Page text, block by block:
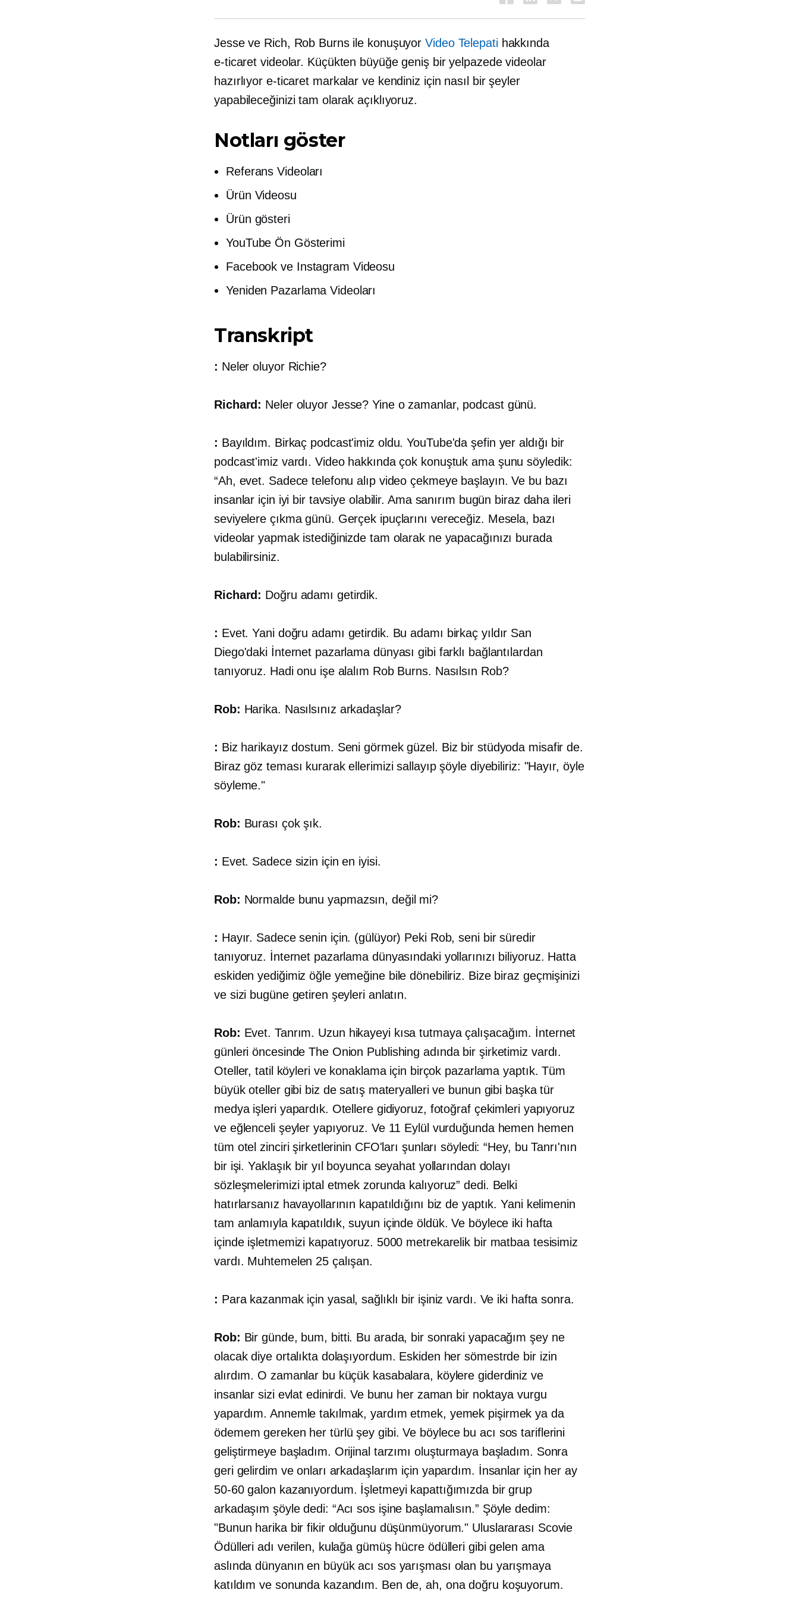
Jesse ve Rich, Rob Burns ile konuşuyorVideo Telepatihakkında
e-ticaret videolar. Küçükten büyüğe geniş bir yelpazede videolar
hazırlıyor e-ticaret markalar ve kendiniz için nasıl bir şeyler
yapabileceğinizi tam olarak açıklıyoruz.
Notları göster
Referans Videoları
Ürün Videosu
Ürün gösteri
YouTube Ön Gösterimi
Facebook ve Instagram Videosu
Yeniden Pazarlama Videoları
Transkript
: Neler oluyor Richie?
Richard: Neler oluyor Jesse? Yine o zamanlar, podcast günü.
: Bayıldım. Birkaç podcast'imiz oldu. YouTube'da şefin yer aldığı bir
podcast'imiz vardı. Video hakkında çok konuştuk ama şunu söyledik:
“Ah, evet. Sadece telefonu alıp video çekmeye başlayın. Ve bu bazı
insanlar için iyi bir tavsiye olabilir. Ama sanırım bugün biraz daha ileri
seviyelere çıkma günü. Gerçek ipuçlarını vereceğiz. Mesela, bazı
videolar yapmak istediğinizde tam olarak ne yapacağınızı burada
bulabilirsiniz.
Richard: Doğru adamı getirdik.
: Evet. Yani doğru adamı getirdik. Bu adamı birkaç yıldır San
Diego'daki İnternet pazarlama dünyası gibi farklı bağlantılardan
tanıyoruz. Hadi onu işe alalım Rob Burns. Nasılsın Rob?
Rob: Harika. Nasılsınız arkadaşlar?
: Biz harikayız dostum. Seni görmek güzel. Biz bir stüdyoda misafir de.
Biraz göz teması kurarak ellerimizi sallayıp şöyle diyebiliriz: "Hayır, öyle
söyleme."
Rob: Burası çok şık.
: Evet. Sadece sizin için en iyisi.
Rob: Normalde bunu yapmazsın, değil mi?
: Hayır. Sadece senin için. (gülüyor) Peki Rob, seni bir süredir
tanıyoruz. İnternet pazarlama dünyasındaki yollarınızı biliyoruz. Hatta
eskiden yediğimiz öğle yemeğine bile dönebiliriz. Bize biraz geçmişinizi
ve sizi bugüne getiren şeyleri anlatın.
Rob: Evet. Tanrım. Uzun hikayeyi kısa tutmaya çalışacağım. İnternet
günleri öncesinde The Onion Publishing adında bir şirketimiz vardı.
Oteller, tatil köyleri ve konaklama için birçok pazarlama yaptık. Tüm
büyük oteller gibi biz de satış materyalleri ve bunun gibi başka tür
medya işleri yapardık. Otellere gidiyoruz, fotoğraf çekimleri yapıyoruz
ve eğlenceli şeyler yapıyoruz. Ve 11 Eylül vurduğunda hemen hemen
tüm otel zinciri şirketlerinin CFO'ları şunları söyledi: “Hey, bu Tanrı'nın
bir işi. Yaklaşık bir yıl boyunca seyahat yollarından dolayı
sözleşmelerimizi iptal etmek zorunda kalıyoruz” dedi. Belki
hatırlarsanız havayollarının kapatıldığını biz de yaptık. Yani kelimenin
tam anlamıyla kapatıldık, suyun içinde öldük. Ve böylece iki hafta
içinde işletmemizi kapatıyoruz. 5000 metrekarelik bir matbaa tesisimiz
vardı. Muhtemelen 25 çalışan.
: Para kazanmak için yasal, sağlıklı bir işiniz vardı. Ve iki hafta sonra.
Rob: Bir günde, bum, bitti. Bu arada, bir sonraki yapacağım şey ne
olacak diye ortalıkta dolaşıyordum. Eskiden her sömestrde bir izin
alırdım. O zamanlar bu küçük kasabalara, köylere giderdiniz ve
insanlar sizi evlat edinirdi. Ve bunu her zaman bir noktaya vurgu
yapardım. Annemle takılmak, yardım etmek, yemek pişirmek ya da
ödemem gereken her türlü şey gibi. Ve böylece bu acı sos tariflerini
geliştirmeye başladım. Orijinal tarzımı oluşturmaya başladım. Sonra
geri gelirdim ve onları arkadaşlarım için yapardım. İnsanlar için her ay
50-60 galon kazanıyordum. İşletmeyi kapattığımızda bir grup
arkadaşım şöyle dedi: “Acı sos işine başlamalısın.” Şöyle dedim:
"Bunun harika bir fikir olduğunu düşünmüyorum." Uluslararası Scovie
Ödülleri adı verilen, kulağa gümüş hücre ödülleri gibi gelen ama
aslında dünyanın en büyük acı sos yarışması olan bu yarışmaya
katıldım ve sonunda kazandım. Ben de, ah, ona doğru koşuyorum.